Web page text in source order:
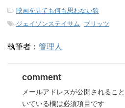
-映画を見ても何も思わない猿
-ジェイソンステイサム ブリッツ
執筆者： 管理人
comment
メールアドレスが公開されるこ
いている欄は必須項目です